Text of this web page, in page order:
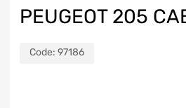
PEUGEOT 205
Code: 97186